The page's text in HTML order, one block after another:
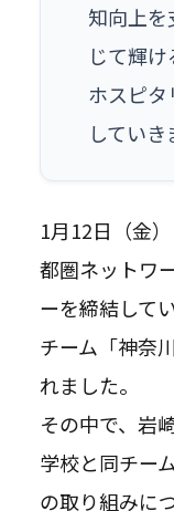
知向上
じて輝け
ホスピ
していき
1月12日（金
都圏ネットワ
ーを締結して
チーム「神奈
れました。
その中で、岩
学校と同チー
の取り組みに